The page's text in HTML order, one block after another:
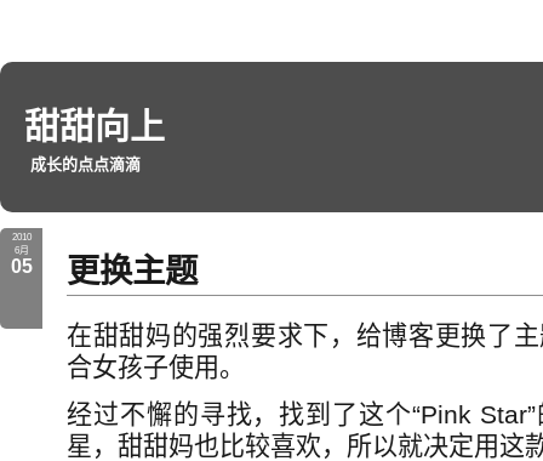
甜甜向上
成长的点点滴滴
2010
6月
05 更换主题
在甜甜妈的强烈要求下，给博客更换了
合女孩子使用。
经过不懈的寻找，找到了这个“Pink
星，甜甜妈也比较喜欢，所以就决定用这